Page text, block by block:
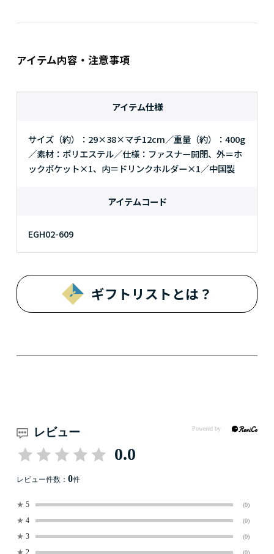
アイテム内容・注意事項
アイテム仕様
サイズ（約）：29×38×マチ12cm／重量（約）：400g
／素材：ポリエステル／仕様：ファスナー開閉、外＝ホ
ックポケット×1、内＝ドリンクホルダー×1／中国製
アイテムコード
EGH02-609
ギフトリストとは？
レビュー
0.0
レビュー件数： 0件
★ 5 (0)
★ 4 (0)
★ 3 (0)
(0)